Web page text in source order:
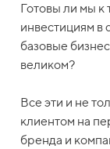
Готовы ли мы к
инвестициям в
базовые
великом?
Все эти и не
клиентом на
бренда и